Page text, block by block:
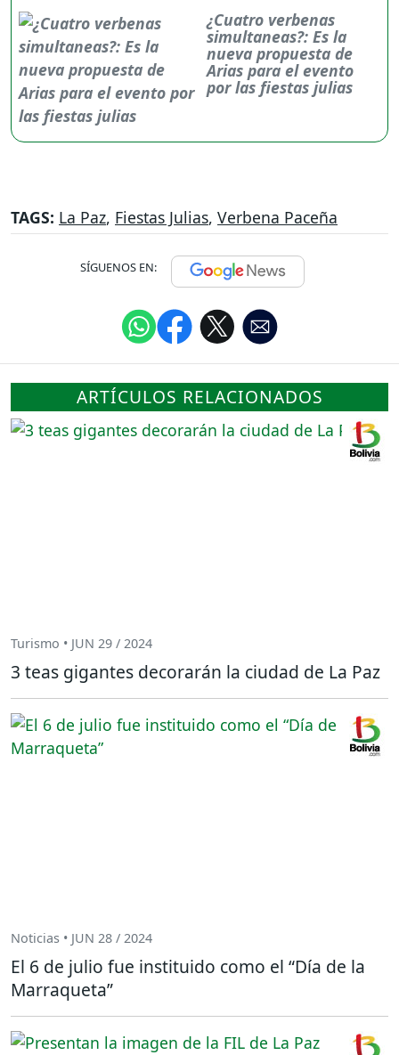
¿Cuatro verbenas
simultaneas?: Es la
nueva propuesta de
Arias para el evento
por las fiestas julias
TAGS: La Paz, Fiestas Julias, Verbena Paceña
SÍGUENOS EN:
ARTÍCULOS RELACIONADOS
Turismo • JUN 29 / 2024
3 teas gigantes decorarán la ciudad de La Paz
Noticias • JUN 28 / 2024
El 6 de julio fue instituido como el “Día de la
Marraqueta”